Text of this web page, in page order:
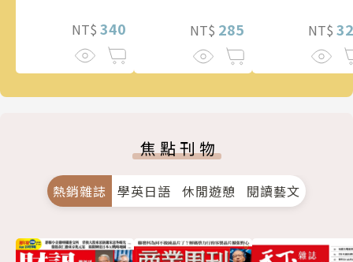
的情慾與驚悚！
NT$ 340 NT$ 285 NT$
焦點刊物
熱銷雜誌 學英日語 休閒遊憩 閱讀藝文